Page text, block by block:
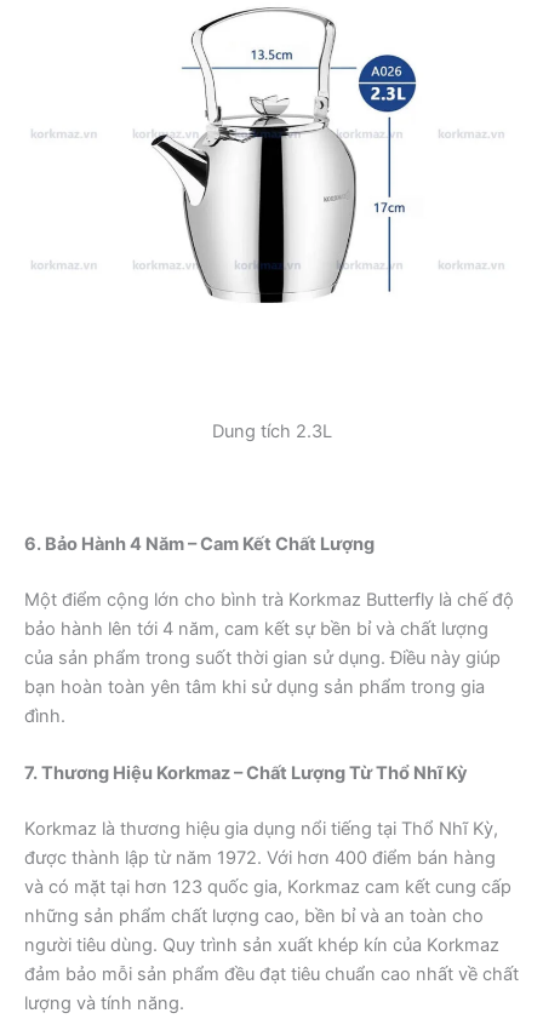
Dung tích 2.3L
6. Bảo Hành 4 Năm – Cam Kết Chất Lượng
Một điểm cộng lớn cho bình trà Korkmaz Butterfly là chế độ
bảo hành lên tới 4 năm, cam kết sự bền bỉ và chất lượng
của sản phẩm trong suốt thời gian sử dụng. Điều này giúp
bạn hoàn toàn yên tâm khi sử dụng sản phẩm trong gia
đình.
7. Thương Hiệu Korkmaz – Chất Lượng Từ Thổ Nhĩ Kỳ
Korkmaz là thương hiệu gia dụng nổi tiếng tại Thổ Nhĩ Kỳ,
được thành lập từ năm 1972. Với hơn 400 điểm bán hàng
và có mặt tại hơn 123 quốc gia, Korkmaz cam kết cung cấp
những sản phẩm chất lượng cao, bền bỉ và an toàn cho
người tiêu dùng. Quy trình sản xuất khép kín của Korkmaz
đảm bảo mỗi sản phẩm đều đạt tiêu chuẩn cao nhất về chất
lượng và tính năng.